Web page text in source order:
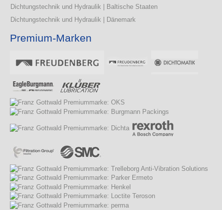
Dichtungstechnik und Hydraulik | Baltische Staaten
Dichtungstechnik und Hydraulik | Dänemark
Premium-Marken